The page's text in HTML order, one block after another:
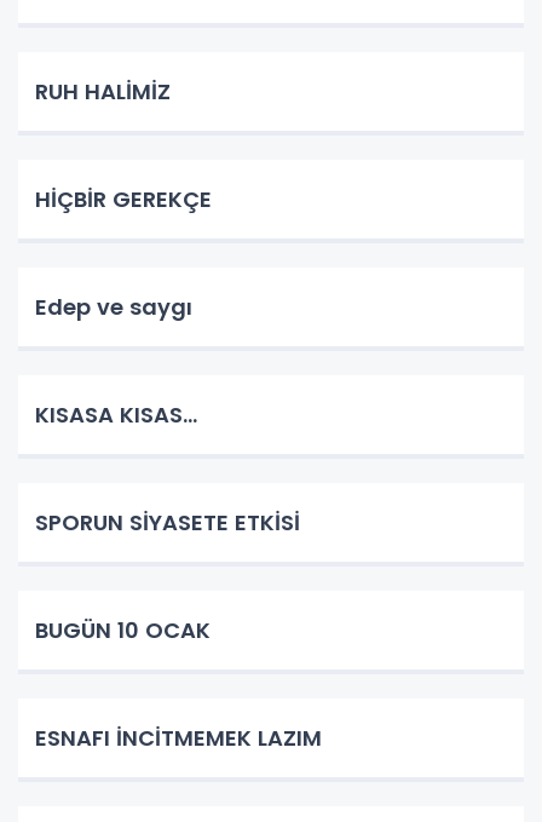
RUH HALİMİZ
HİÇBİR GEREKÇE
Edep ve saygı
KISASA KISAS...
SPORUN SİYASETE ETKİSİ
BUGÜN 10 OCAK
ESNAFI İNCİTMEMEK LAZIM